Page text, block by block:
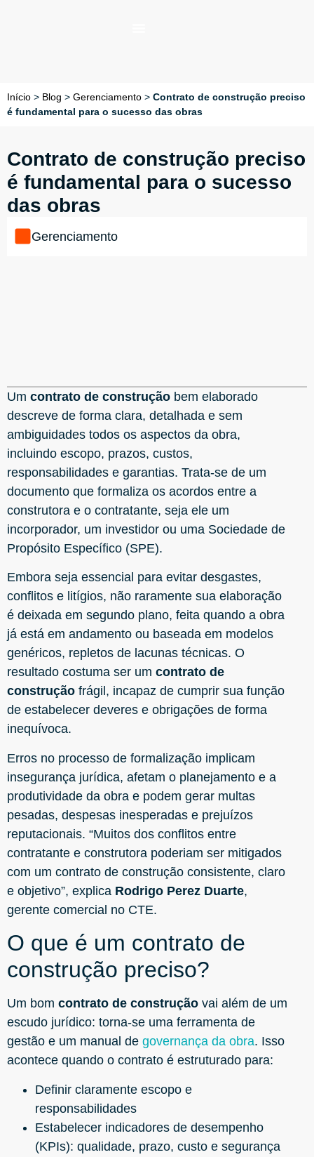
Início > Blog > Gerenciamento > Contrato de construção preciso
é fundamental para o sucesso das obras
Contrato de construção preciso
é fundamental para o sucesso
das obras
Gerenciamento
Um contrato de construção bem elaborado
descreve de forma clara, detalhada e sem
ambiguidades todos os aspectos da obra,
incluindo escopo, prazos, custos,
responsabilidades e garantias. Trata-se de um
documento que formaliza os acordos entre a
construtora e o contratante, seja ele um
incorporador, um investidor ou uma Sociedade de
Propósito Específico (SPE).
Embora seja essencial para evitar desgastes,
conflitos e litígios, não raramente sua elaboração
é deixada em segundo plano, feita quando a obra
já está em andamento ou baseada em modelos
genéricos, repletos de lacunas técnicas. O
resultado costuma ser um contrato de
construção frágil, incapaz de cumprir sua função
de estabelecer deveres e obrigações de forma
inequívoca.
Erros no processo de formalização implicam
insegurança jurídica, afetam o planejamento e a
produtividade da obra e podem gerar multas
pesadas, despesas inesperadas e prejuízos
reputacionais. “Muitos dos conflitos entre
contratante e construtora poderiam ser mitigados
com um contrato de construção consistente, claro
e objetivo”, explica Rodrigo Perez Duarte,
gerente comercial no CTE.
O que é um contrato de
construção preciso?
Um bom contrato de construção vai além de um
escudo jurídico: torna-se uma ferramenta de
gestão e um manual de governança da obra. Isso
acontece quando o contrato é estruturado para:
Definir claramente escopo e
responsabilidades
Estabelecer indicadores de desempenho
(KPIs): qualidade, prazo, custo e segurança